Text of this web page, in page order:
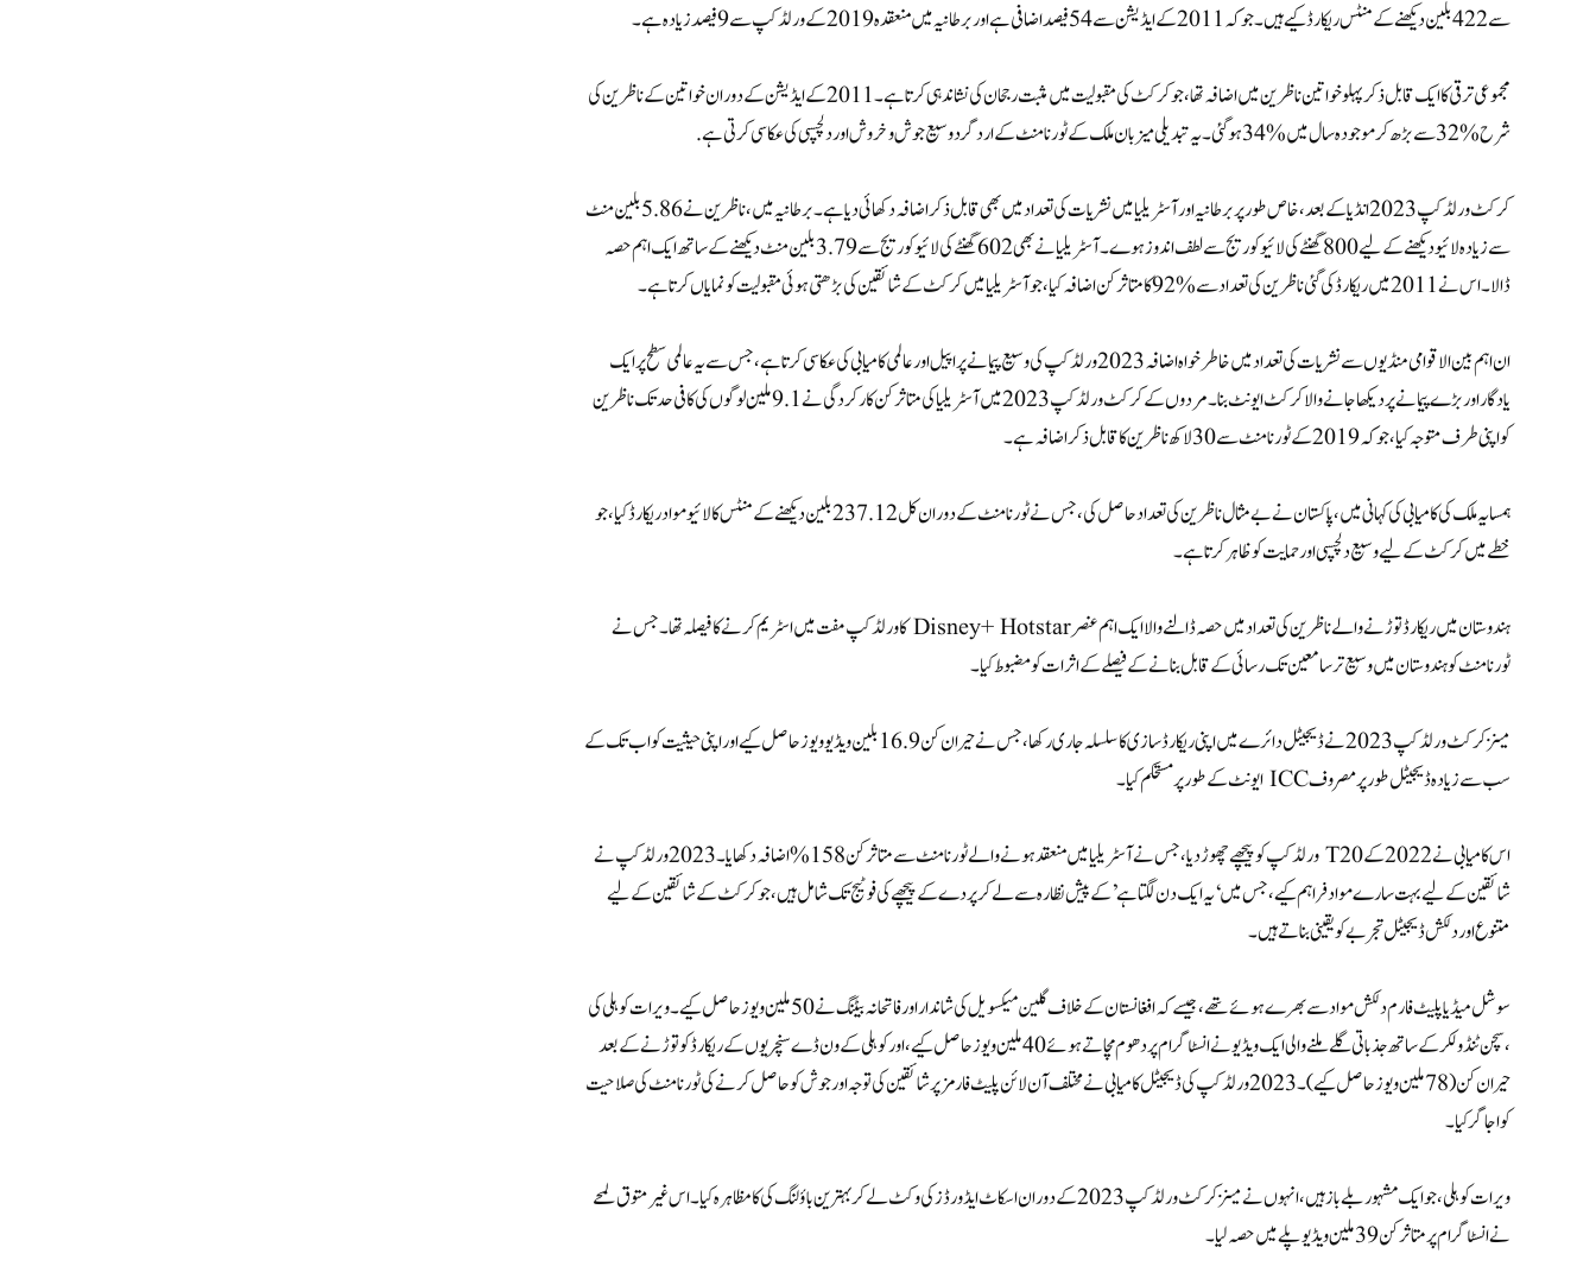
سے 422 بلین دیکھنے کے منٹس ریکارڈ کیے ہیں۔ جو کہ 2011 کے ایڈیشن سے 54 فیصد اضافی ہے اور برطانیہ میں منعقدہ 2019 کے ورلڈ کپ سے 9 فیصد زیادہ ہے ۔
مجموعی ترقی کا ایک قابل ذکر پہلو خواتین ناظرین میں اضافہ تھا، جو کرکٹ کی مقبولیت میں مثبت رجحان کی نشاندہی کرتا ہے۔ 2011 کے ایڈیشن کے دوران خواتین کے ناظرین کی
شرح %32 سے بڑھ کر موجودہ سال میں %34 ہو گئی۔ یہ تبدیلی میزبان ملک کے ٹورنامنٹ کے ارد گرد وسیع جوش و خروش اور دلچسپی کی عکاسی کرتی ہے.
کرکٹ ورلڈ کپ 2023 انڈیا کے بعد ، خاص طور پر برطانیہ اور آسٹریلیا میں نشریات کی تعداد میں بھی قابل ذکر اضافہ دکھائی دیا ہے ۔ برطانیہ میں، ناظرین نے 5.86 بلین منٹ
سے زیادہ لائیو دیکھنے کے لیے 800 گھنٹے کی لائیو کوریج سے لطف اندوز ہوے۔ آسٹریلیا نے بھی 602 گھنٹے کی لائیو کوریج سے 3.79 بلین منٹ دیکھنے کے ساتھ ایک اہم حصہ
ڈالا۔ اس نے 2011 میں ریکارڈ کی گئی ناظرین کی تعداد سے %92 کا متاثر کن اضافہ کیا، جو آسٹریلیا میں کرکٹ کے شائقین کی بڑھتی ہوئی مقبولیت کو نمایاں کرتا ہے۔
ان اہم بین الاقوامی منڈیوں سے نشریات کی تعداد میں خاطر خواہ اضافہ 2023 ورلڈ کپ کی وسیع پیمانے پر اپیل اور عالمی کامیابی کی عکاسی کرتا ہے، جس سے یہ عالمی سطح پر ایک
یادگار اور بڑے پیمانے پر دیکھا جانے والا کرکٹ ایونٹ بنا۔ مردوں کے کرکٹ ورلڈ کپ 2023 میں آسٹریلیا کی متاثر کن کارکردگی نے 9.1 ملین لوگوں کی کافی حد تک ناظرین
کو اپنی طرف متوجہ کیا، جو کہ 2019 کے ٹورنامنٹ سے 30 لاکھ ناظرین کا قابل ذکر اضافہ ہے۔
ہمسایہ ملک کی کامیابی کی کہانی میں، پاکستان نے بے مثال ناظرین کی تعداد حاصل کی، جس نے ٹورنامنٹ کے دوران کل 237.12 بلین دیکھنے کے منٹس کا لائیو مواد ریکارڈ کیا، جو
خطے میں کرکٹ کے لیے وسیع دلچسپی اور حمایت کو ظاہر کرتا ہے۔
ہندوستان میں ریکارڈ توڑنے والے ناظرین کی تعداد میں حصہ ڈالنے والا ایک اہم عنصر Disney+ Hotstar کا ورلڈ کپ مفت میں اسٹریم کرنے کا فیصلہ تھا۔ جس نے
ٹورنامنٹ کو ہندوستان میں وسیع تر سامعین تک رسائی کے قابل بنانے کے فیصلے کے اثرات کو مضبوط کیا۔
مینز کرکٹ ورلڈ کپ 2023 نے ڈیجیٹل دائرے میں اپنی ریکارڈ سازی کا سلسلہ جاری رکھا، جس نے حیران کن 16.9 بلین ویڈیو ویوز حاصل کیے اور اپنی حیثیت کو اب تک کے
سب سے زیادہ ڈیجیٹل طور پر مصروف ICC ایونٹ کے طور پر مستحکم کیا۔
اس کامیابی نے 2022 کے T20 ورلڈ کپ کو پیچھے چھوڑ دیا، جس نے آسٹریلیا میں منعقد ہونے والے ٹورنامنٹ سے متاثر کن 158% اضافہ دکھایا۔ 2023 ورلڈ کپ نے
شائقین کے لیے بہت سارے مواد فراہم کیے، جس میں ‘یہ ایک دن لگتا ہے’ کے پیش نظارہ سے لے کر پردے کے پیچھے کی فوٹیج تک شامل ہیں، جو کرکٹ کے شائقین کے لیے
متنوع اور دلکش ڈیجیٹل تجربے کو یقینی بناتے ہیں۔
سوشل میڈیا پلیٹ فارم دلکش مواد سے بھرے ہوئے تھے، جیسے کہ افغانستان کے خلاف گلین میکسویل کی شاندار اور فاتحانہ بیٹنگ نے 50 ملین ویوز حاصل کیے۔ ویرات کوہلی کی
، سچن ٹنڈولکر کے ساتھ جذباتی گلے ملنے والی ایک ویڈیو نے انسٹاگرام پر دھوم مچا تے ہوئے 40 ملین ویوز حاصل کیے ، اور کوہلی کے ون ڈے سنچریوں کے ریکارڈ کو توڑنے کے بعد
حیران کن (78 ملین ویوز حاصل کیے )۔ 2023 ورلڈ کپ کی ڈیجیٹل کامیابی نے مختلف آن لائن پلیٹ فارمز پر شائقین کی توجہ اور جوش کو حاصل کرنے کی ٹورنامنٹ کی صلاحیت
کو اجاگر کیا۔
ویرات کوہلی، جو ایک مشہور بلے باز ہیں ، انہوں نے مینز کرکٹ ورلڈ کپ 2023 کے دوران اسکاٹ ایڈورڈز کی وکٹ لے کر بہترین باؤلنگ کی کا مظاہرہ کیا۔ اس غیر متوق لمحے
نے انسٹاگرام پر متاثر کن 39 ملین ویڈیو پلے میں حصہ لیا۔